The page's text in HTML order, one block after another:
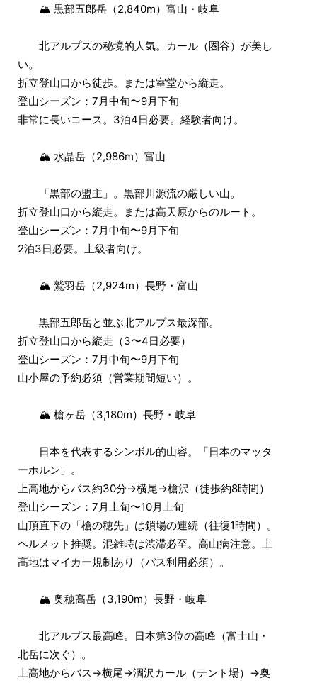
🏔 黒部五郎岳（2,840m）富山・岐阜
北アルプスの秘境的人気。カール（圏谷）が美し
い。
折立登山口から徒歩。または室堂から縦走。
登山シーズン：7月中旬〜9月下旬
非常に長いコース。3泊4日必要。経験者向け。
🏔 水晶岳（2,986m）富山
「黒部の盟主」。黒部川源流の厳しい山。
折立登山口から縦走。または高天原からのルート。
登山シーズン：7月中旬〜9月下旬
2泊3日必要。上級者向け。
🏔 鷲羽岳（2,924m）長野・富山
黒部五郎岳と並ぶ北アルプス最深部。
折立登山口から縦走（3〜4日必要）
登山シーズン：7月中旬〜9月下旬
山小屋の予約必須（営業期間短い）。
🏔 槍ヶ岳（3,180m）長野・岐阜
日本を代表するシンボル的山容。「日本のマッタ
ーホルン」。
上高地からバス約30分→横尾→槍沢（徒歩約8時間）
登山シーズン：7月上旬〜10月上旬
山頂直下の「槍の穂先」は鎖場の連続（往復1時間）。
ヘルメット推奨。混雑時は渋滞必至。高山病注意。上
高地はマイカー規制あり（バス利用必須）。
🏔 奥穂高岳（3,190m）長野・岐阜
北アルプス最高峰。日本第3位の高峰（富士山・
北岳に次ぐ）。
上高地からバス→横尾→涸沢カール（テント場）→奥